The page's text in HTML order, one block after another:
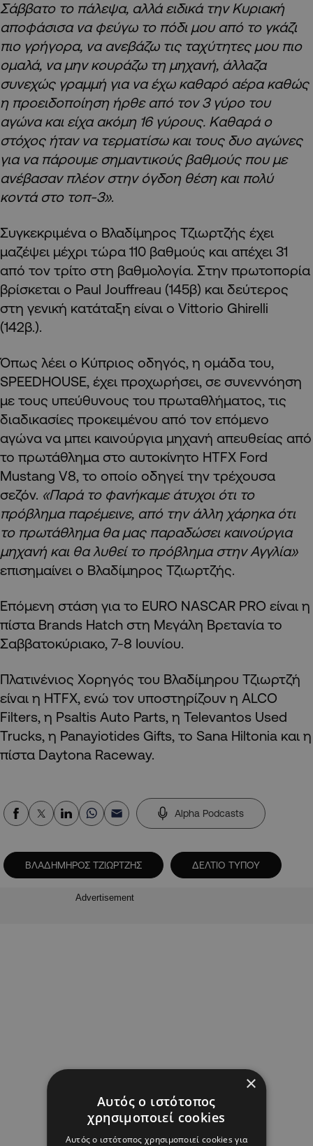
Σάββατο το πάλεψα, αλλά ειδικά την Κυριακή
αποφάσισα να φεύγω το πόδι μου από το γκάζι
πιο γρήγορα, να ανεβάζω τις ταχύτητες μου πιο
ομαλά, να μην κουράζω τη μηχανή, άλλαζα
συνεχώς γραμμή για να έχω καθαρό αέρα καθώς
η προειδοποίηση ήρθε από τον 3 γύρο του
αγώνα και είχα ακόμη 16 γύρους. Καθαρά ο
στόχος ήταν να τερματίσω και τους δυο αγώνες
για να πάρουμε σημαντικούς βαθμούς που με
ανέβασαν πλέον στην όγδοη θέση και πολύ
κοντά στο τοπ-3».
Συγκεκριμένα ο Βλαδίμηρος Τζιωρτζής έχει
μαζέψει μέχρι τώρα 110 βαθμούς και απέχει 31
από τον τρίτο στη βαθμολογία. Στην πρωτοπορία
βρίσκεται ο Paul Jouffreau (145β) και δεύτερος
στη γενική κατάταξη είναι ο Vittorio Ghirelli
(142β.).
Όπως λέει ο Κύπριος οδηγός, η ομάδα του,
SPEEDHOUSE, έχει προχωρήσει, σε συνεννόηση
με τους υπεύθυνους του πρωταθλήματος, τις
διαδικασίες προκειμένου από τον επόμενο
αγώνα να μπει καινούργια μηχανή απευθείας από
το πρωτάθλημα στο αυτοκίνητο HTFX Ford
Mustang V8, το οποίο οδηγεί την τρέχουσα
σεζόν. «Παρά το φανήκαμε άτυχοι ότι το
πρόβλημα παρέμεινε, από την άλλη χάρηκα ότι
το πρωτάθλημα θα μας παραδώσει καινούργια
μηχανή και θα λυθεί το πρόβλημα στην Αγγλία»
επισημαίνει ο Βλαδίμηρος Τζιωρτζής.
Επόμενη στάση για το ΕURO NASCAR PRO είναι η
πίστα Brands Hatch στη Μεγάλη Βρετανία το
Σαββατοκύριακο, 7-8 Ιουνίου.
Πλατινένιος Χορηγός του Βλαδίμηρου Τζιωρτζή
είναι η HTFX, ενώ τον υποστηρίζουν η ALCO
Filters, η Psaltis Auto Parts, η Televantos Used
Trucks, η Panayiotides Gifts, το Sana Hiltonia και η
πίστα Daytona Raceway.
Alpha Podcasts
ΒΛΑΔΗΜΗΡΟΣ ΤΖΙΩΡΤΖΗΣ ΔΕΛΤΙΟ ΤΥΠΟΥ
Advertisement
×
Αυτός ο ιστότοπος
χρησιμοποιεί cookies
Αυτός ο ιστότοπος χρησιμοποιεί cookies για